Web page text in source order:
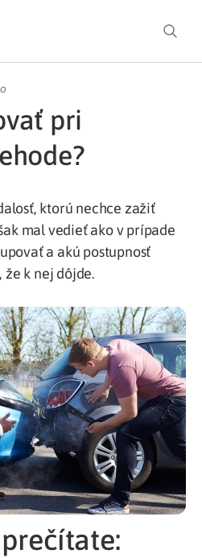
pri
ktorú nechce zažiť
mal vedieť ako v prípade
a akú postupnosť
k nej dôjde.